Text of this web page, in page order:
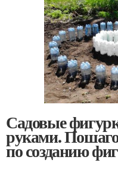
Садовые
руками.
по созданию